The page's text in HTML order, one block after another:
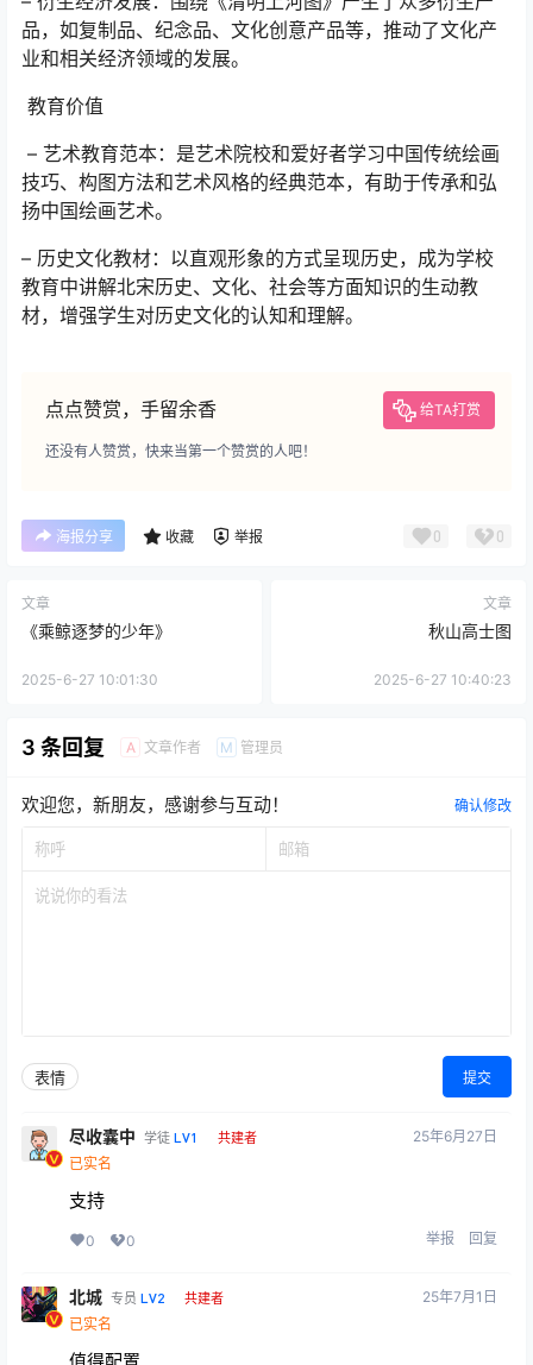
品，如复制品、纪念品、文化创意产品等，推动了文化产
业和相关经济领域的发展。
教育价值
– 艺术教育范本：是艺术院校和爱好者学习中国传统绘画
技巧、构图方法和艺术风格的经典范本，有助于传承和弘
扬中国绘画艺术。
– 历史文化教材：以直观形象的方式呈现历史，成为学校
教育中讲解北宋历史、文化、社会等方面知识的生动教
材，增强学生对历史文化的认知和理解。
点点赞赏，手留余香 给TA打赏
还没有人赞赏，快来当第一个赞赏的人吧！
海报分享 收藏 举报 0 0
文章
《乘鲸逐梦的少年》
2025-6-27 10:01:30
文章
秋山高士图
2025-6-27 10:40:23
3 条回复 A 文章作者 M 管理员
欢迎您，新朋友，感谢参与互动！ 确认修改
表情 提交
尽收囊中 学徒 LV1 共建者
已实名
25年6月27日
支持
0 0 举报 回复
北城 专员 LV2 共建者
已实名
25年7月1日